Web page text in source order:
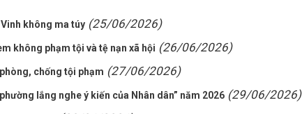
không ma túy (25/06/2026)
không phạm tội và tệ nạn xã hội (26/06/2026)
chống tội phạm (27/06/2026)
lắng nghe ý kiến của Nhân dân” năm 2026 (29/06/2026)